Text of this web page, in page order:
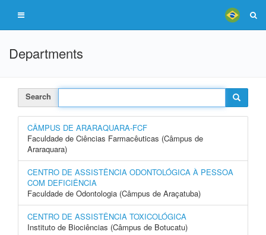
Departments
Search
CÂMPUS DE ARARAQUARA-FCF
Faculdade de Ciências Farmacêuticas (Câmpus de
Araraquara)
CENTRO DE ASSISTÊNCIA ODONTOLÓGICA À PESSOA
COM DEFICIÊNCIA
Faculdade de Odontologia (Câmpus de Araçatuba)
CENTRO DE ASSISTÊNCIA TOXICOLÓGICA
Instituto de Biociências (Câmpus de Botucatu)